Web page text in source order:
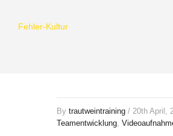
Fehler-Kultur
By trautweintraining / 20th April,
Teamentwicklung,